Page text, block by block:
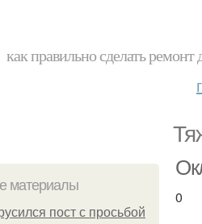
как правильно сделать
материалы
пост с просьбой
0